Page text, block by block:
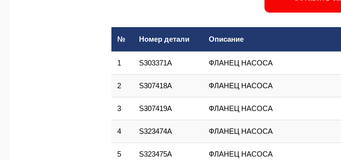
№ Номер детали Описание
1 S303371A ФЛАНЕЦ НАСОСА
2 S307418A ФЛАНЕЦ НАСОСА
3 S307419A ФЛАНЕЦ НАСОСА
4 S323474A ФЛАНЕЦ НАСОСА
5 S323475A ФЛАНЕЦ НАСОСА